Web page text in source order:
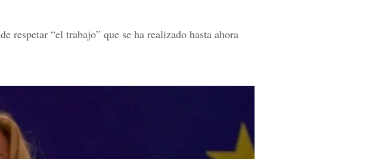
respetar “el trabajo” que se ha realizado hasta ahora